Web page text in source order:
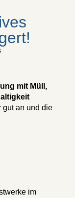
mit Müll,
gut an und die
im